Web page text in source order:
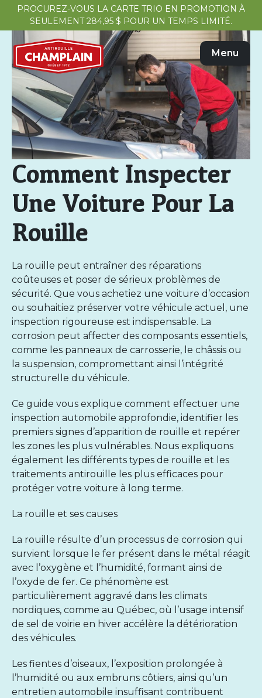
PROCUREZ-VOUS LA CARTE TRIO EN PROMOTION À
SEULEMENT 284,95 $ POUR UN TEMPS LIMITÉ.
Menu
Comment Inspecter
Une Voiture Pour La
Rouille
La rouille peut entraîner des réparations
coûteuses et poser de sérieux problèmes de
sécurité. Que vous achetiez une voiture d’occasion
ou souhaitiez préserver votre véhicule actuel, une
inspection rigoureuse est indispensable. La
corrosion peut affecter des composants essentiels,
comme les panneaux de carrosserie, le châssis ou
la suspension, compromettant ainsi l’intégrité
structurelle du véhicule.
Ce guide vous explique comment effectuer une
inspection automobile approfondie, identifier les
premiers signes d’apparition de rouille et repérer
les zones les plus vulnérables. Nous expliquons
également les différents types de rouille et les
traitements antirouille les plus efficaces pour
protéger votre voiture à long terme.
La rouille et ses causes
La rouille résulte d’un processus de corrosion qui
survient lorsque le fer présent dans le métal réagit
avec l’oxygène et l’humidité, formant ainsi de
l’oxyde de fer. Ce phénomène est
particulièrement aggravé dans les climats
nordiques, comme au Québec, où l’usage intensif
de sel de voirie en hiver accélère la détérioration
des véhicules.
Les fientes d’oiseaux, l’exposition prolongée à
l’humidité ou aux embruns côtiers, ainsi qu’un
entretien automobile insuffisant contribuent